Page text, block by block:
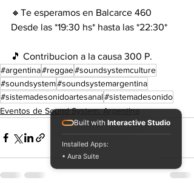
🔸Te esperamos en Balcarce 460
Desde las *19:30 hs* hasta las *22:30*
🎵 Contribucion a la causa 300 P.
#argentina#reggae#soundsystemculture
#soundsystem#soundsystemargentina
#sistemadesonidoartesanal#sistemadesonido
Eventos de Sound System. Argentina
Built with Interactive Studio
Installed Apps:
• Aura Suite